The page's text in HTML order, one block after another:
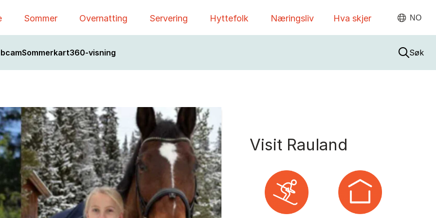
Sommer Overnatting Servering Hyttefolk Næringsliv Hva skjer NO
Sommerkart360-visning Søk
Visit Rauland